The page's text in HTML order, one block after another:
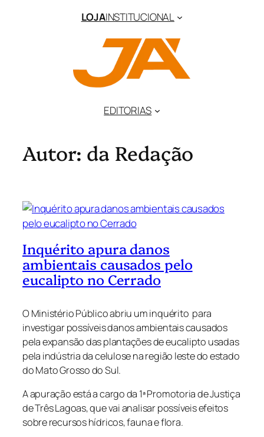
LOJAINSTITUCIONAL
EDITORIAS
Autor: da Redação
Inquérito apura danos
ambientais causados pelo
eucalipto no Cerrado
O Ministério Público abriu um inquérito para
investigar possíveis danos ambientais causados
pela expansão das plantações de eucalipto usadas
pela indústria da celulose na região leste do estado
do Mato Grosso do Sul.
A apuração está a cargo da 1ª Promotoria de Justiça
de Três Lagoas, que vai analisar possíveis efeitos
sobre recursos hídricos, fauna e flora.